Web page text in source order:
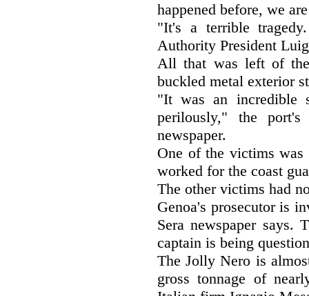
happened before, we
"It's a terrible
Authority President
All that was left of
buckled metal exterior
"It was an incredible
perilously," the port's
newspaper.
One of the victims was
worked for the coast
The other victims had
Genoa's prosecutor is
Sera newspaper says.
captain is being
The Jolly Nero is
gross tonnage of